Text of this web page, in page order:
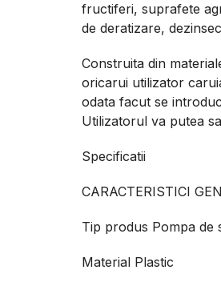
fructiferi, suprafete
de deratizare,
Construita din
oricarui utilizator
odata facut se
Utilizatorul va putea
Specificatii
CARACTERISTICI
Tip produs Pompa de
Material Plastic